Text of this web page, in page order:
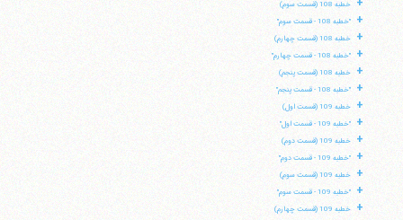
خطبه 108 (قسمت سوم)
+ "خطبه 108 - قسمت سوم"
+ خطبه 108 (قسمت چهارم)
+ "خطبه 108 - قسمت چهارم"
+ خطبه 108 (قسمت پنجم)
+ "خطبه 108 - قسمت پنجم"
+ خطبه 109 (قسمت اول)
+ "خطبه 109 - قسمت اول"
+ خطبه 109 (قسمت دوم)
+ "خطبه 109 - قسمت دوم"
+ خطبه 109 (قسمت سوم)
+ "خطبه 109 - قسمت سوم"
+ خطبه 109 (قسمت چهارم)